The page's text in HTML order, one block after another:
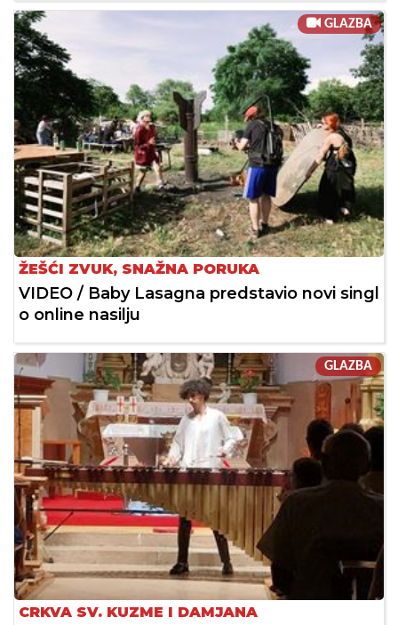
GLAZBA
ŽEŠĆI ZVUK, SNAŽNA PORUKA
VIDEO / Baby Lasagna predstavio novi singl
o online nasilju
GLAZBA
CRKVA SV. KUZME I DAMJANA